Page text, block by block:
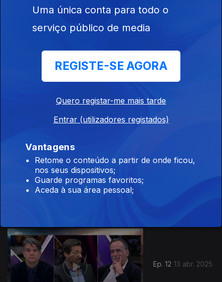
25 mai. 2025
Ep. 12 13 abr. 2025
Uma única conta para todo o
serviço público de media
REGISTE-SE AGORA
Quero registar-me mais tarde
Entrar (utilizadores registados)
Vantagens
Retome o conteúdo a partir de onde ficou,
nos seus dispositivos;
Guarde programas favoritos;
Aceda à sua área pessoal;